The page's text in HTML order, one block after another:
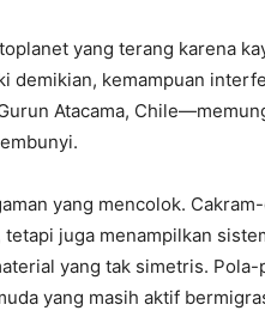
yang terang karena
demikian, kemampuan
Atacama,
yang mencolok.
juga menampilkan
yang tak simetris.
yang masih aktif